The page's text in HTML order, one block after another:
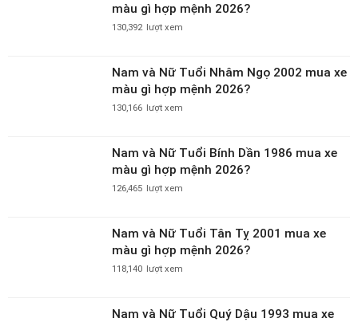
màu gì hợp mệnh 2026?
130,392 lượt xem
Nam và Nữ Tuổi Nhâm Ngọ 2002 mua xe
màu gì hợp mệnh 2026?
130,166 lượt xem
Nam và Nữ Tuổi Bính Dần 1986 mua xe
màu gì hợp mệnh 2026?
126,465 lượt xem
Nam và Nữ Tuổi Tân Tỵ 2001 mua xe
màu gì hợp mệnh 2026?
118,140 lượt xem
Nam và Nữ Tuổi Quý Dậu 1993 mua xe